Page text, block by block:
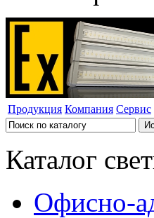
Продукция Компания Сервис
Каталог
Офисно-